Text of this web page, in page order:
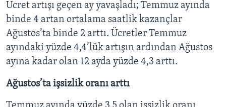
Ücret artışı geçen ay yavaşladı; Temmuz ayında
binde 4 artan ortalama saatlik kazançlar
Ağustos’ta binde 2 arttı. Ücretler Temmuz
ayındaki yüzde 4,4’lük artışın ardından Ağustos
ayına kadar olan 12 ayda yüzde 4,3 arttı.
Ağustos’ta işsizlik oranı arttı